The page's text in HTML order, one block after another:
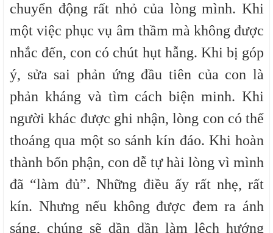
chuyển động rất nhỏ của lòng mình. Khi
một việc phục vụ âm thầm mà không được
nhắc đến, con có chút hụt hẫng. Khi bị góp
ý, sửa sai phản ứng đầu tiên của con là
phản kháng và tìm cách biện minh. Khi
người khác được ghi nhận, lòng con có thể
thoáng qua một so sánh kín đáo. Khi hoàn
thành bổn phận, con dễ tự hài lòng vì mình
đã “làm đủ”. Những điều ấy rất nhẹ, rất
kín. Nhưng nếu không được đem ra ánh
sáng, chúng sẽ dần dần làm lệch hướng